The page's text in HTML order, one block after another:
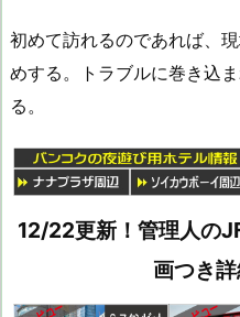
初めて訪れるのであれば、
めする。トラブルに巻き込
る。
12/22更新！管理人の
画つき